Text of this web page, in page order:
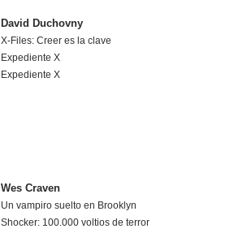
David Duchovny
X-Files: Creer es la clave
Expediente X
Expediente X
Wes Craven
Un vampiro suelto en Brooklyn
Shocker: 100.000 voltios de terror